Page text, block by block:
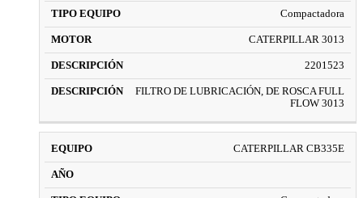
Compactadora
CATERPILLAR 3013
2201523
FILTRO DE LUBRICACIÓN, DE ROSCA FULL
FLOW 3013
CATERPILLAR CB335E